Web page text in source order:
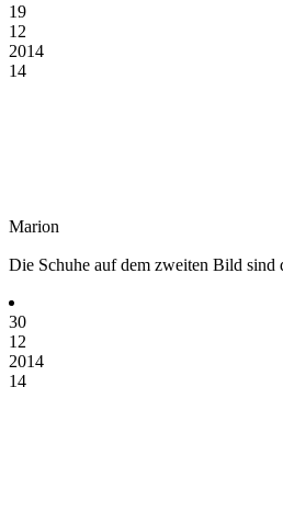
19
12
2014
14
Marion
Die Schuhe auf dem zweiten Bild
30
12
2014
14